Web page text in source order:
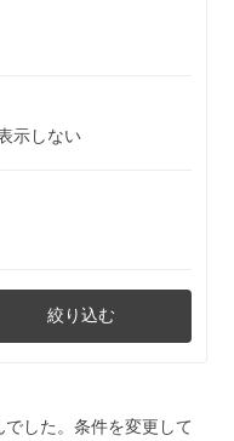
示しない
絞り込む
した。条件を変更して